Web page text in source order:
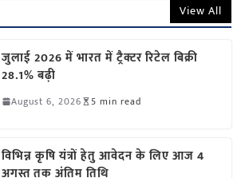
View All
जुलाई 2026 में भारत में ट्रैक्टर रिटेल बिक्री
28.1% बढ़ी
August 6, 2026 5 min read
विभिन्न कृषि यंत्रों हेतु आवेदन के लिए आज 4
अगस्त तक अंतिम तिथि